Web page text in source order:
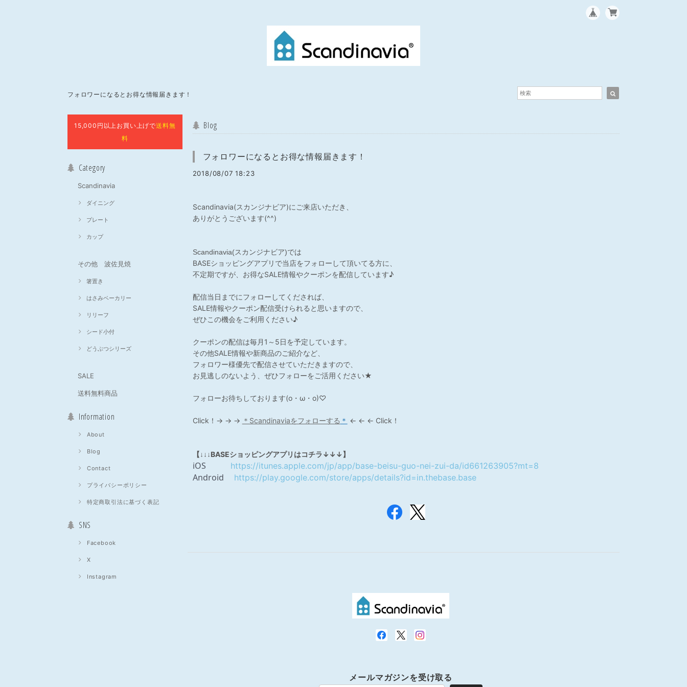
フォロワーになるとお得な情報届きます！
15,000円以上お買い上げで送料無
料
Category
Scandinavia
ダイニング
プレート
カップ
その他 波佐見焼
箸置き
はさみベーカリー
リリーフ
シード小付
どうぶつシリーズ
SALE
送料無料商品
Information
About
Blog
Contact
プライバシーポリシー
特定商取引法に基づく表記
SNS
Facebook
X
Instagram
Blog
フォロワーになるとお得な情報届きます！
2018/08/07 18:23
Scandinavia(スカンジナビア)にご来店いただき、
ありがとうございます(^^)
Scandinavia(スカンジナビア)では
BASEショッピングアプリで当店をフォローして頂いてる方に、
不定期ですが、お得なSALE情報やクーポンを配信しています♪
配信当日までにフォローしてくだされば、
SALE情報やクーポン配信受けられると思いますので、
ぜひこの機会をご利用ください♪
クーポンの配信は毎月1～5日を予定しています。
その他SALE情報や新商品のご紹介など、
フォロワー様優先で配信させていただきますので、
お見逃しのないよう、ぜひフォローをご活用ください★
フォローお待ちしております(o・ω・o)♡
Click！→ → → ＊Scandinaviaをフォローする ＊ ← ← ← Click！
【↓↓↓BASEショッピングアプリはコチラ↓↓↓】
iOS https://itunes.apple.com/jp/app/base-beisu-guo-nei-zui-da/id661263905?mt=8
Android https://play.google.com/store/apps/details?id=in.thebase.base
メールマガジンを受け取る